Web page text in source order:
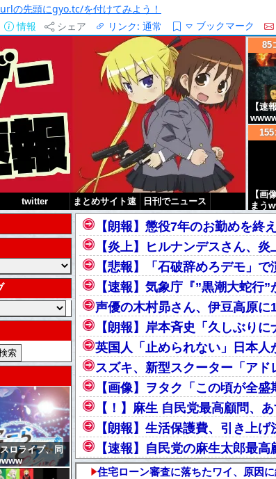
urlの先頭にgyo.tc/を付けてみよう！
情報
シェア リンク: 通常 ブックマーク